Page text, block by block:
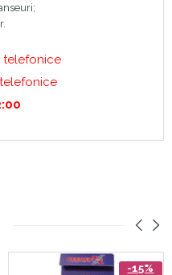
telefonice
-15%